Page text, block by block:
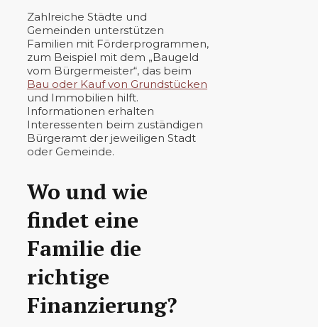
Zahlreiche Städte und
Gemeinden unterstützen
Familien mit Förderprogrammen,
zum Beispiel mit dem „Baugeld
vom Bürgermeister“, das beim
Bau oder Kauf von Grundstücken
und Immobilien hilft.
Informationen erhalten
Interessenten beim zuständigen
Bürgeramt der jeweiligen Stadt
oder Gemeinde.
Wo und wie
findet eine
Familie die
richtige
Finanzierung?